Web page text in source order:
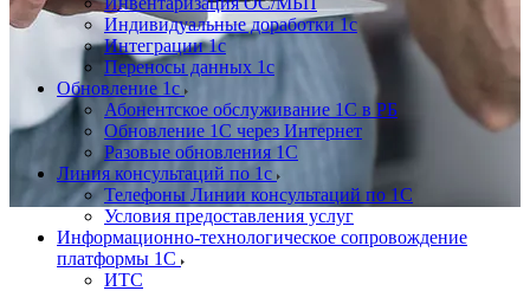
Индивидуальные доработки 1с
Интеграции 1с
Переносы данных 1с
Обновление 1с
Абонентское обслуживание 1С в РБ
Обновление 1С через Интернет
Разовые обновления 1С
Линия консультаций по 1с
Телефоны Линии консультаций по 1С
Условия предоставления услуг
Информационно-технологическое сопровождение
платформы 1С
ИТС